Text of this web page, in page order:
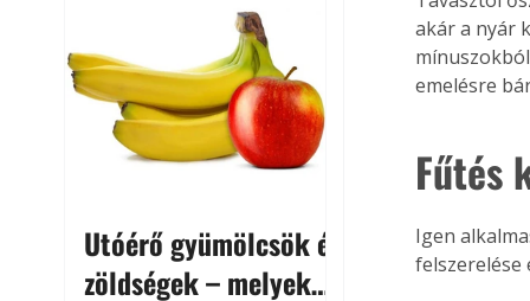
kertészkedés sokak számára
kikapcsolódást és feltöltődést
is jelent.
Utóérő gyümölcsök és
zöldségek – melyek
akár a nyár
emelésre
Fűtés
Igen
felszerelése